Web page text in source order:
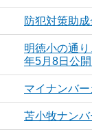
防犯対策助
明徳小の通
年5月8日公開
マイナンバ
苫小牧ナンバ